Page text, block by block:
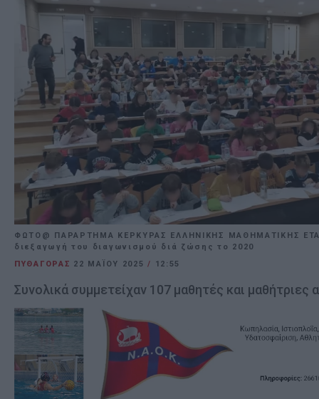
ΦΩΤΟ@ ΠΑΡΑΡΤΗΜΑ ΚΕΡΚΥΡΑΣ ΕΛΛΗΝΙΚΗΣ ΜΑΘΗΜΑΤΙΚΗΣ
διεξαγωγή του διαγωνισμού διά ζώσης το 2020
ΠΥΘΑΓΟΡΑΣ 22 ΜΑΪ́ΟΥ 2025/ 12:55
Συνολικά συμμετείχαν 107 μαθητές και μαθήτριες